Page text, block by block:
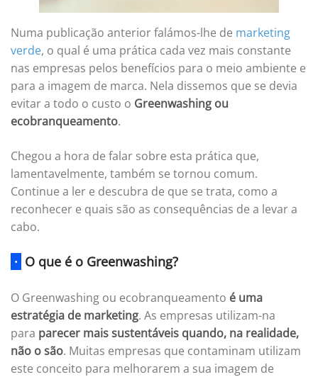
Numa publicação anterior falámos-lhe de marketing
verde, o qual é uma prática cada vez mais constante
nas empresas pelos benefícios para o meio ambiente e
para a imagem de marca. Nela dissemos que se devia
evitar a todo o custo o Greenwashing ou
ecobranqueamento.
Chegou a hora de falar sobre esta prática que,
lamentavelmente, também se tornou comum.
Continue a ler e descubra de que se trata, como a
reconhecer e quais são as consequências de a levar a
cabo.
· O que é o Greenwashing?
O Greenwashing ou ecobranqueamento é uma
estratégia de marketing. As empresas utilizam-na
para parecer mais sustentáveis quando, na realidade,
não o são. Muitas empresas que contaminam utilizam
este conceito para melhorarem a sua imagem de